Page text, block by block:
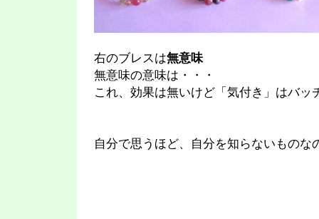
右のブレスは無意味
無意味の意味は・・・
これ、効果は無いけど「気付き」はバ
自分で思うほど、自分を知らないものな